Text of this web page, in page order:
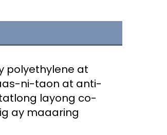
polyethylene at
ni-taon at anti-
layong co-
ay maaaring